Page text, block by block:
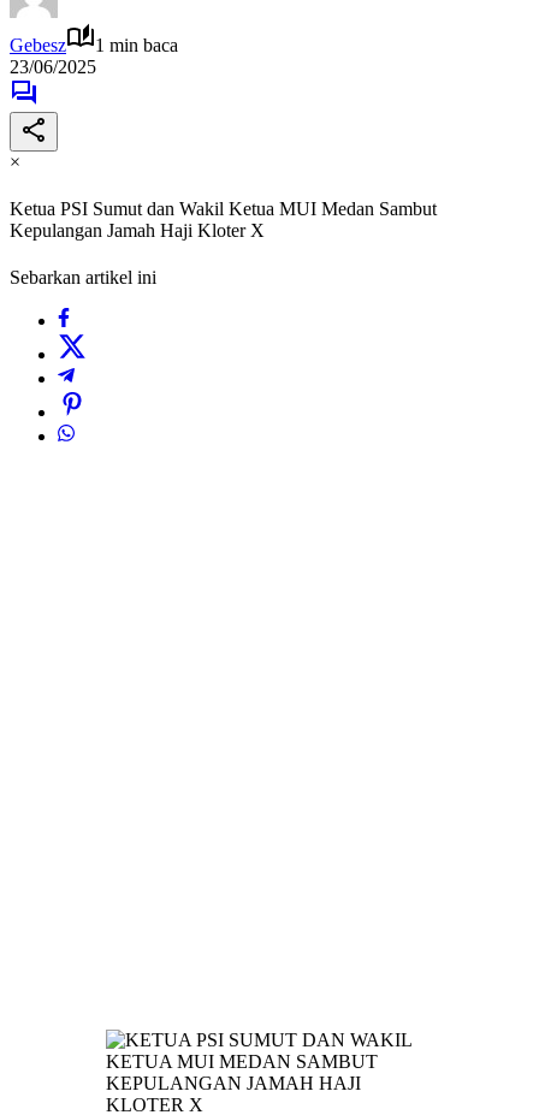
Gebesz
1 min baca
23/06/2025
×
Ketua PSI Sumut dan Wakil Ketua MUI Medan Sambut
Kepulangan Jamah Haji Kloter X
Sebarkan artikel ini